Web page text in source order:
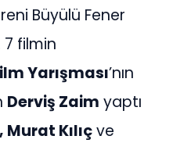
Büyülü Fener
7 filmin
Yarışması’nın
Derviş Zaim yaptı
Kılıçve